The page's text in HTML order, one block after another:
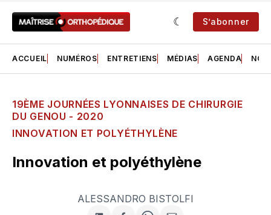
S’abonner
ACCUEIL NUMÉROS ENTRETIENS MÉDIAS AGENDA NOS
19ÈME JOURNÉES LYONNAISES DE CHIRURGIE
DU GENOU - 2020
INNOVATION ET POLYÉTHYLÈNE
Innovation et polyéthylène
ALESSANDRO BISTOLFI